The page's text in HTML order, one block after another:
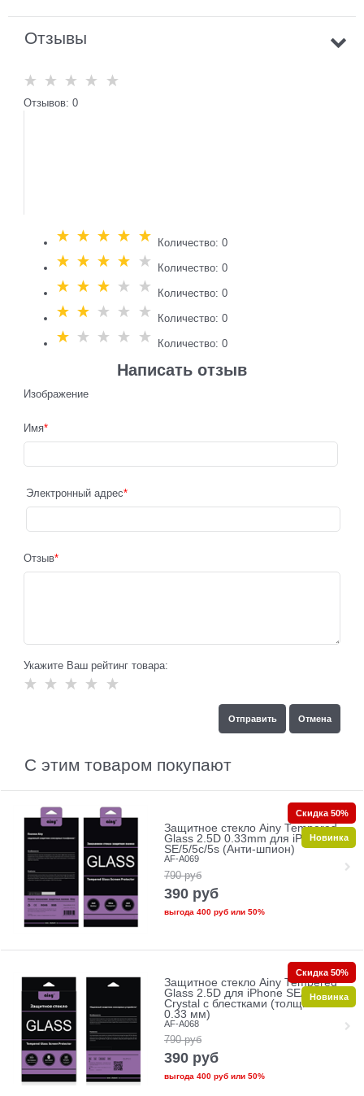
Отзывы
Отзывов: 0
Количество: 0
Количество: 0
Количество: 0
Количество: 0
Количество: 0
Написать отзыв
Изображение
Имя
Электронный адрес
Отзыв
Укажите Ваш рейтинг товара:
С этим товаром покупают
Защитное стекло Ainy Tempered
Glass 2.5D 0.33mm для iPhone
SE/5/5c/5s (Анти-шпион)
AF-A069
790 руб
390 руб
выгода 400 рубили 50%
Скидка 50%
Новинка
Защитное стекло Ainy Tempered
Glass 2.5D для iPhone SE/5/5c/5s
Crystal с блестками (толщина
0.33 мм)
AF-A068
790 руб
390 руб
выгода 400 рубили 50%
Скидка 50%
Новинка